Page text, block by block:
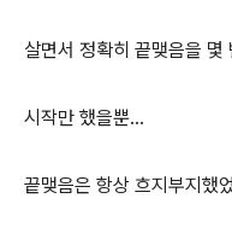
살면서 정확히 끝맺음을
시작만 했을뿐...
끝맺음은 항상 흐지부지했